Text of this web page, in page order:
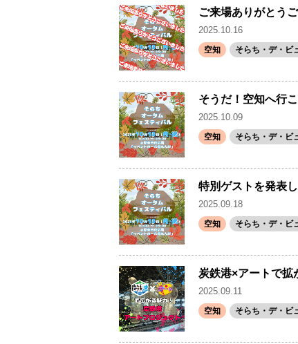
ご来場ありがとう
2025.10.16
空知 そらち・デ・ビ
そうだ！空知へ行
2025.10.09
空知 そらち・デ・ビ
特別ゲストを発表
2025.09.18
空知 そらち・デ・ビ
炭鉄港×アートで拡
2025.09.11
空知 そらち・デ・ビ